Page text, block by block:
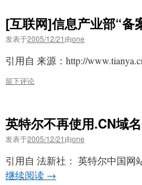
[互联网]信息产业部“备
发表于2005/12/21 由one
引用自 来源：http://
留下评论
英特尔不再使用.CN域名
发表于2005/12/21 由one
引用自 法新社： 英特尔中国
继续阅读 →